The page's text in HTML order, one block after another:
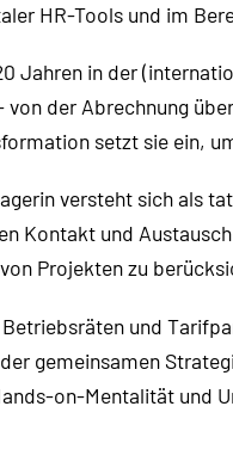
HR-Tools und im
Jahren in der
von der Abrechnung
setzt sie ein,
versteht sich als
Kontakt und
Projekten zu
und
gemeinsamen
on-Mentalität und